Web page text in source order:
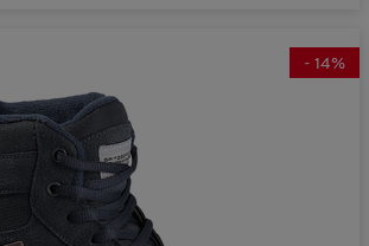
- 14%